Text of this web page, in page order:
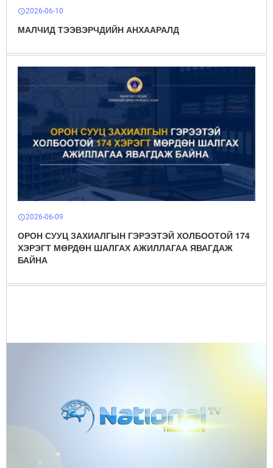
schedule2026-06-10
МАЛЧИД ТЭЭВЭРЧДИЙН АНХААРАЛД
schedule2026-06-09
ОРОН СУУЦ ЗАХИАЛГЫН ГЭРЭЭТЭЙ ХОЛБООТОЙ 174
ХЭРЭГТ МӨРДӨН ШАЛГАХ АЖИЛЛАГАА ЯВАГДАЖ
БАЙНА